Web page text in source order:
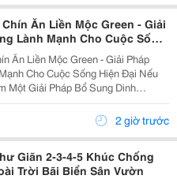
Ăn Liền Mộc Green - Giải
Lành Mạnh Cho Cuộc Sống
Ăn Liền Mộc Green - Giải Pháp
Cho Cuộc Sống Hiện Đại Nếu
Một Giải Pháp Bổ Sung Dinh
Vừa Tiện Lợi Để Bắt Đầu
Năng Lượng Sau Giờ Làm Việc,
2 giờ trước
Giãn 2-3-4-5 Khúc Chống
Trời Bãi Biển Sân Vườn